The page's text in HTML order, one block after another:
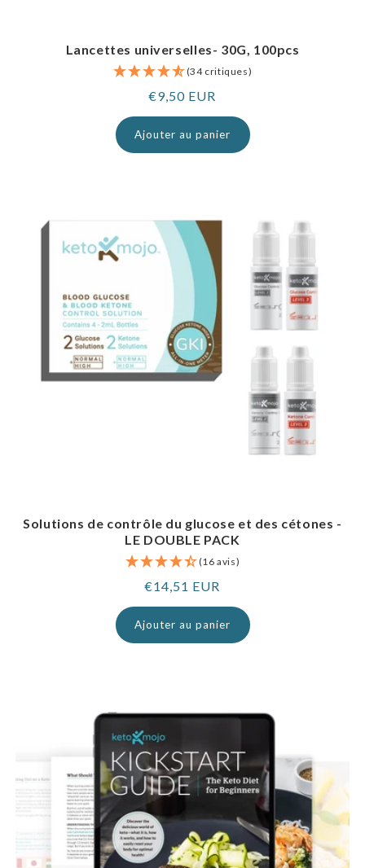
Lancettes universelles- 30G, 100pcs
(34 critiques)
Prix
normal
€9,50 EUR
Ajouter au panier
Solutions de contrôle du glucose et des cétones -
LE DOUBLE PACK
(16 avis)
Prix
normal
€14,51 EUR
Ajouter au panier